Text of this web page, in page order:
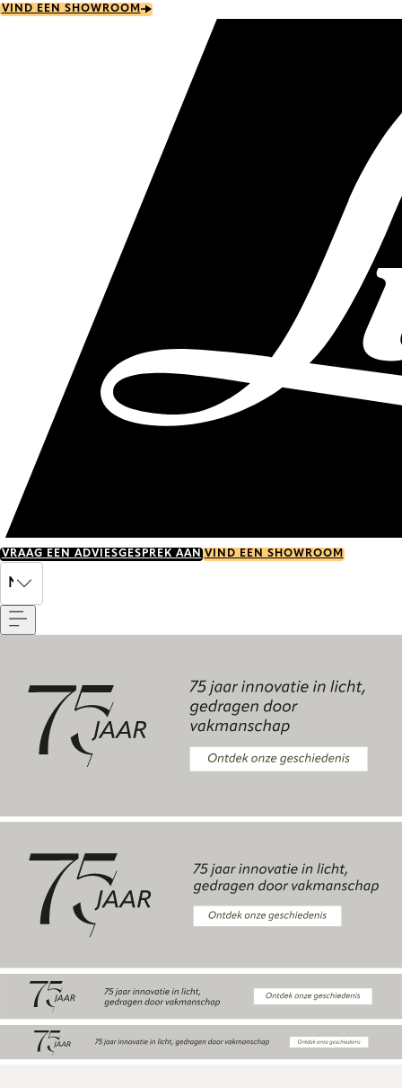
Skip
VIND EEN SHOWROOM
VRAAG EEN ADVIESGESPREK AAN VIND EEN SHOWROOM
NL